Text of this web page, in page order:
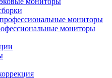
мониторы
мониторы